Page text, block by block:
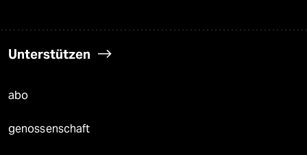
Unterstützen
abo
genossenschaft